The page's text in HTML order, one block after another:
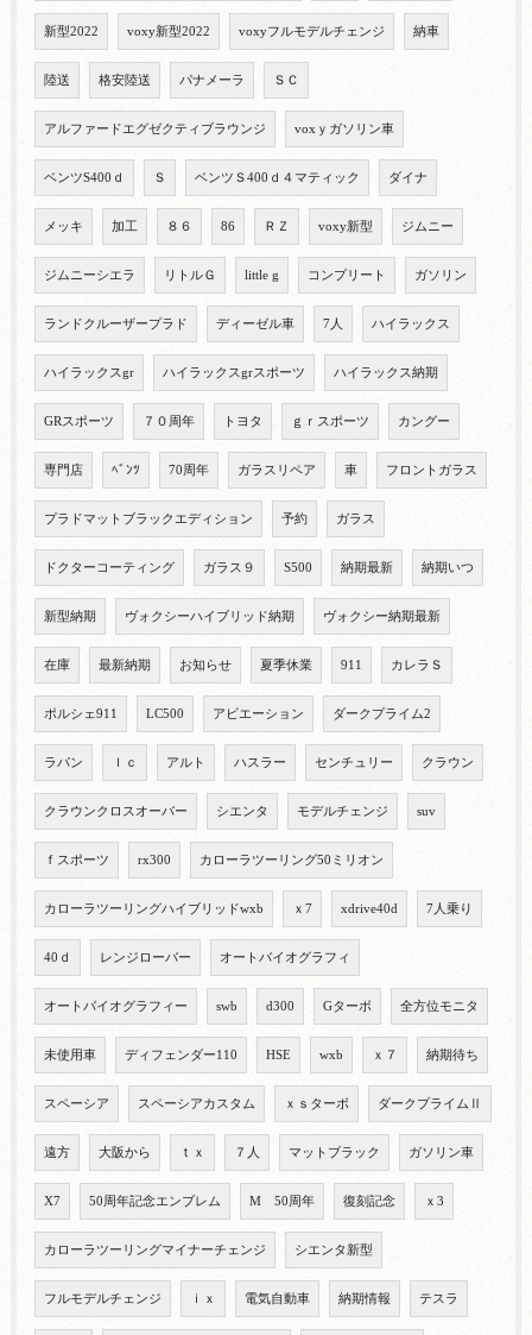
新型2022 voxy新型2022 voxyフルモデルチェンジ 納車
陸送 格安陸送 パナメーラ ＳＣ
アルファードエグゼクティブラウンジ voxｙガソリン車
ベンツS400ｄ Ｓ ベンツＳ400ｄ４マティック ダイナ
メッキ 加工 ８６ 86 ＲＺ voxy新型 ジムニー
ジムニーシエラ リトルＧ little g コンプリート ガソリン
ランドクルーザープラド ディーゼル車 7人 ハイラックス
ハイラックスgr ハイラックスgrスポーツ ハイラックス納期
GRスポーツ ７０周年 トヨタ ｇｒスポーツ カングー
専門店 ﾍﾞﾝﾂ 70周年 ガラスリペア 車 フロントガラス
プラドマットブラックエディション 予約 ガラス
ドクターコーティング ガラス９ S500 納期最新 納期いつ
新型納期 ヴォクシーハイブリッド納期 ヴォクシー納期最新
在庫 最新納期 お知らせ 夏季休業 911 カレラＳ
ポルシェ911 LC500 アビエーション ダークプライム2
ラパン ｌｃ アルト ハスラー センチュリー クラウン
クラウンクロスオーバー シエンタ モデルチェンジ suv
ｆスポーツ rx300 カローラツーリング50ミリオン
カローラツーリングハイブリッドwxb ｘ7 xdrive40d 7人乗り
40ｄ レンジローバー オートバイオグラフィ
オートバイオグラフィー swb d300 Gターボ 全方位モニタ
未使用車 ディフェンダー110 HSE wxb ｘ７ 納期待ち
スペーシア スペーシアカスタム ｘｓターボ ダークプライムⅡ
遠方 大阪から ｔｘ ７人 マットブラック ガソリン車
X7 50周年記念エンブレム M 50周年 復刻記念 ｘ3
カローラツーリングマイナーチェンジ シエンタ新型
フルモデルチェンジ ｉｘ 電気自動車 納期情報 テスラ